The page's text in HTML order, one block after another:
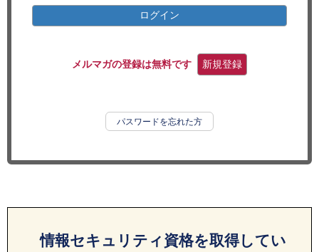
リサーチ ログイン
メルマガの登録は無料です 新規登録
パスワードを忘れた方
情報セキュリティ資格を取得してい